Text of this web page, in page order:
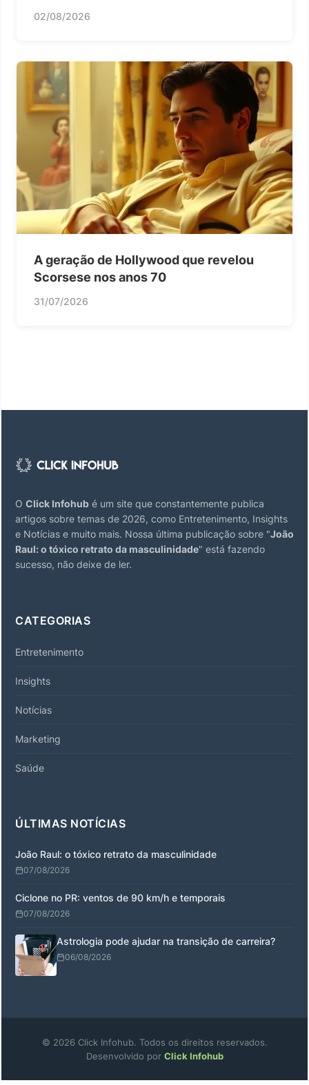
02/08/2026
A geração de Hollywood que revelou
Scorsese nos anos 70
31/07/2026
O Click Infohub é um site que constantemente publica
artigos sobre temas de 2026, como Entretenimento, Insights
e Notícias e muito mais. Nossa última publicação sobre "João
Raul: o tóxico retrato da masculinidade" está fazendo
sucesso, não deixe de ler.
CATEGORIAS
Entretenimento
Insights
Notícias
Marketing
Saúde
ÚLTIMAS NOTÍCIAS
João Raul: o tóxico retrato da masculinidade
07/08/2026
Ciclone no PR: ventos de 90 km/h e temporais
07/08/2026
Astrologia pode ajudar na transição de carreira?
06/08/2026
© 2026 Click Infohub. Todos os direitos reservados.
Desenvolvido por Click Infohub